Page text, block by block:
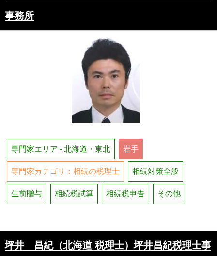
事務所
専門家エリア - 北海道・東北 岩手
専門家カテゴリ：相続の税理士 相続対策全般
生前贈与 相続税試算 相続税申告 その他
坪井 昌紀（北海道 税理士）坪井昌紀税理士事